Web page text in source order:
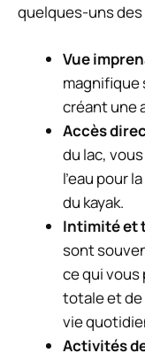
quelques-uns
Vue
magnifique
créant une
Accès
du lac,
l’eau pour
du kayak.
Intimité et
sont
ce qui
totale et de
vie
Activités